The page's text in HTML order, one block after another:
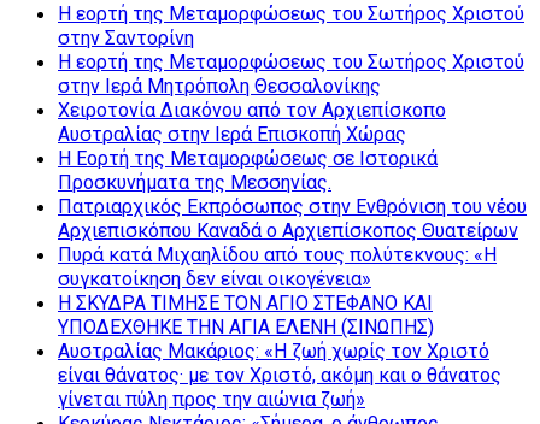
Η εορτή της Μεταμορφώσεως του Σωτήρος Χριστού
στην Σαντορίνη
Η εορτή της Μεταμορφώσεως του Σωτήρος Χριστού
στην Ιερά Μητρόπολη Θεσσαλονίκης
Χειροτονία Διακόνου από τον Αρχιεπίσκοπο
Αυστραλίας στην Ιερά Επισκοπή Χώρας
Η Εορτή της Μεταμορφώσεως σε Ιστορικά
Προσκυνήματα της Μεσσηνίας.
Πατριαρχικός Εκπρόσωπος στην Ενθρόνιση του νέου
Αρχιεπισκόπου Καναδά ο Αρχιεπίσκοπος Θυατείρων
Πυρά κατά Μιχαηλίδου από τους πολύτεκνους: «Η
συγκατοίκηση δεν είναι οικογένεια»
Η ΣΚΥΔΡΑ ΤΙΜΗΣΕ ΤΟΝ ΑΓΙΟ ΣΤΕΦΑΝΟ ΚΑΙ
ΥΠΟΔΕΧΘΗΚΕ ΤΗΝ ΑΓΙΑ ΕΛΕΝΗ (ΣΙΝΩΠΗΣ)
Αυστραλίας Μακάριος: «Η ζωή χωρίς τον Χριστό
είναι θάνατος· με τον Χριστό, ακόμη και ο θάνατος
γίνεται πύλη προς την αιώνια ζωή»